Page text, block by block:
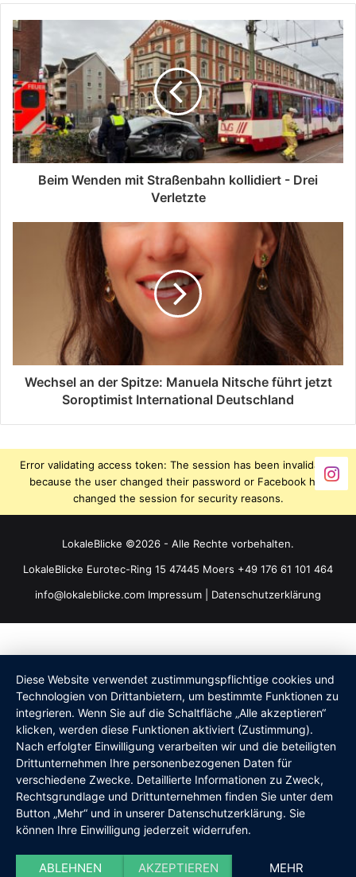
Beim Wenden mit Straßenbahn kollidiert - Drei
Verletzte
Wechsel an der Spitze: Manuela Nitsche führt jetzt
Soroptimist International Deutschland
Error validating access token: The session has been invalidated
because the user changed their password or Facebook has
changed the session for security reasons.
LokaleBlicke ©2026 - Alle Rechte vorbehalten.
LokaleBlicke Eurotec-Ring 15 47445 Moers +49 176 61 101 464
info@lokaleblicke.com Impressum Datenschutzerklärung
Diese Website verwendet zustimmungspflichtige cookies und
Technologien von Drittanbietern, um bestimmte Funktionen zu
integrieren. Wenn Sie auf die Schaltfläche „Alle akzeptieren“
klicken, werden diese Funktionen aktiviert (Zustimmung).
Nach erfolgter Einwilligung verarbeiten wir und die beteiligten
Drittunternehmen Ihre personenbezogenen Daten für
verschiedene Zwecke. Detaillierte Informationen zu Zweck,
Rechtsgrundlage und Drittunternehmen finden Sie unter dem
Button „Mehr“ und in unserer Datenschutzerklärung. Sie
können Ihre Einwilligung jederzeit widerrufen.
ABLEHNEN AKZEPTIEREN MEHR